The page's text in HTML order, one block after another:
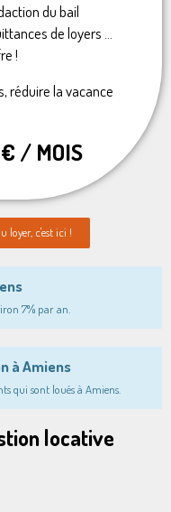
du bail
de loyers …
!
réduire la vacance
/ MOIS
loyer, c'est ici !
7% par an.
à Amiens
qui sont loués à Amiens.
locative